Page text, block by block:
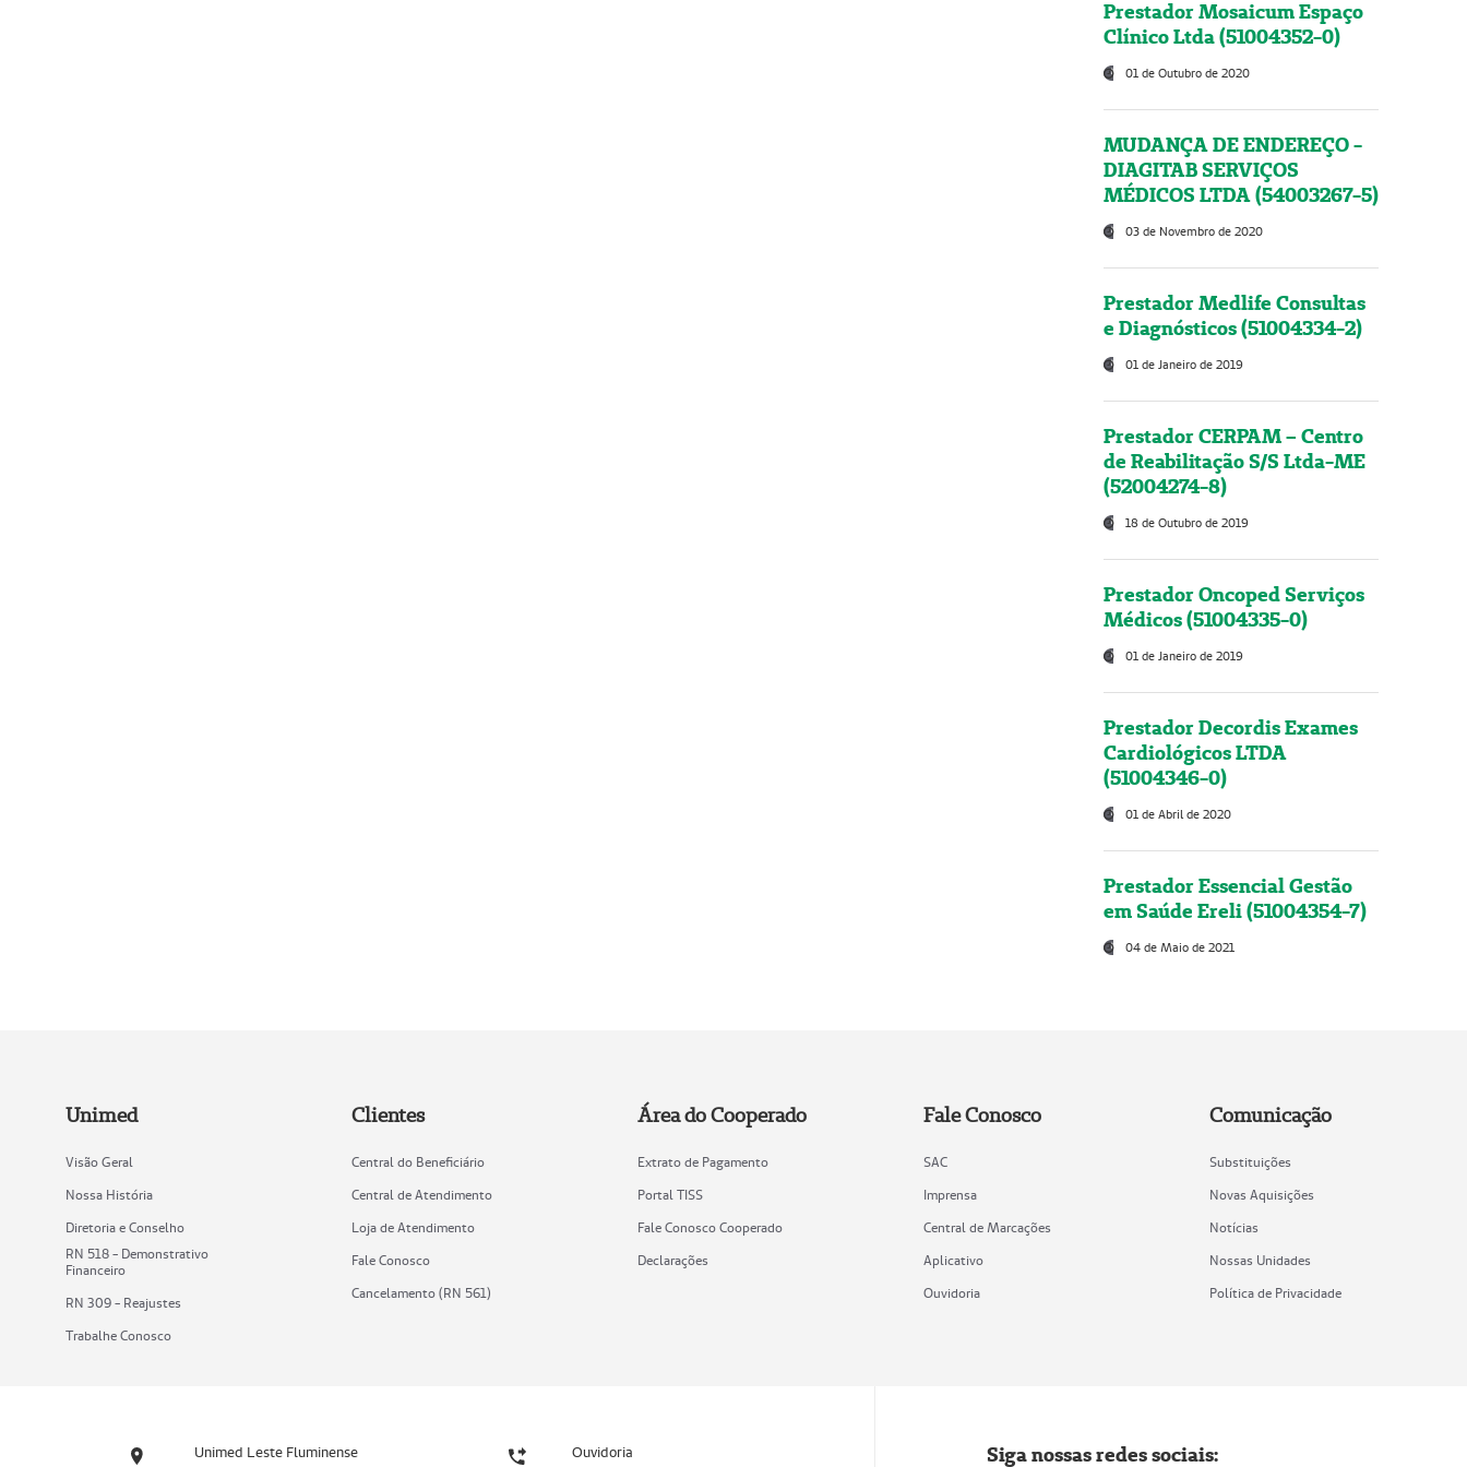
Prestador Mosaicum Espaço
Clínico Ltda (51004352-0)
01 de Outubro de 2020
MUDANÇA DE ENDEREÇO -
DIAGITAB SERVIÇOS
MÉDICOS LTDA (54003267-5)
03 de Novembro de 2020
Prestador Medlife Consultas
e Diagnósticos (51004334-2)
01 de Janeiro de 2019
Prestador CERPAM – Centro
de Reabilitação S/S Ltda-ME
(52004274-8)
18 de Outubro de 2019
Prestador Oncoped Serviços
Médicos (51004335-0)
01 de Janeiro de 2019
Prestador Decordis Exames
Cardiológicos LTDA
(51004346-0)
01 de Abril de 2020
Prestador Essencial Gestão
em Saúde Ereli (51004354-7)
04 de Maio de 2021
Unimed
Visão Geral
Nossa História
Diretoria e Conselho
RN 518 - Demonstrativo
Financeiro
RN 309 - Reajustes
Trabalhe Conosco
Clientes
Central do Beneficiário
Central de Atendimento
Loja de Atendimento
Fale Conosco
Cancelamento (RN 561)
Área do Cooperado
Extrato de Pagamento
Portal TISS
Fale Conosco Cooperado
Declarações
Fale Conosco
SAC
Imprensa
Central de Marcações
Aplicativo
Ouvidoria
Comunicação
Substituições
Novas Aquisições
Notícias
Nossas Unidades
Política de Privacidade
Unimed Leste Fluminense Ouvidoria Siga nossas redes sociais: